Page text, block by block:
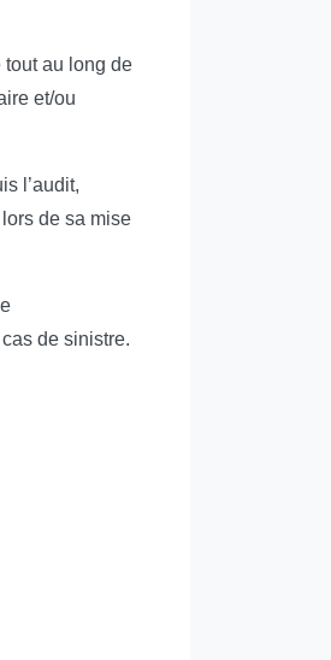
au long de
et/ou
l’audit,
lors de sa mise
de sinistre.